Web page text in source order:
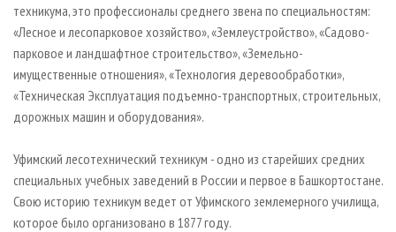
БИОЭНЕРГЕТИКА
ЦБП
ИНСТРУМЕНТ И МАТЕРИАЛЫ
RUSSIAN FORESTRY REVIEW
ГАЗЕТА ЛЕСПРОМФОРУМ
БИБЛИОТЕКА СПЕЦИАЛИСТА
техникума, это профессионалы среднего звена по специальностям:
«Лесное и лесопарковое хозяйство», «Землеустройство», «Садово-
парковое и ландшафтное строительство», «Земельно-
имущественные отношения», «Технология деревообработки»,
«Техническая Эксплуатация подъемно-транспортных, строительных,
дорожных машин и оборудования».
Уфимский лесотехнический техникум - одно из старейших средних
специальных учебных заведений в России и первое в Башкортостане.
Свою историю техникум ведет от Уфимского землемерного училища,
которое было организовано в 1877 году.